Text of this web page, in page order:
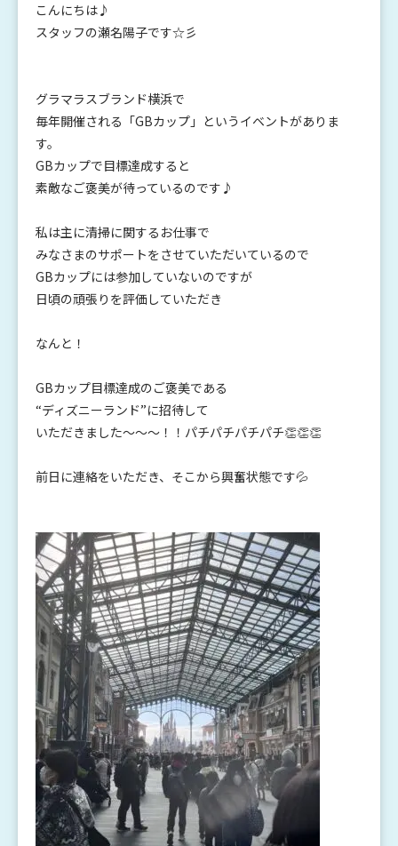
こんにちは♪
スタッフの瀬名陽子です☆彡
グラマラスブランド横浜で
毎年開催される「GBカップ」というイベントがありま
す。
GBカップで目標達成すると
素敵なご褒美が待っているのです♪
私は主に清掃に関するお仕事で
みなさまのサポートをさせていただいているので
GBカップには参加していないのですが
日頃の頑張りを評価していただき
なんと！
GBカップ目標達成のご褒美である
“ディズニーランド”に招待して
いただきました～～～！！パチパチパチパチ👏👏👏
前日に連絡をいただき、そこから興奮状態です💦